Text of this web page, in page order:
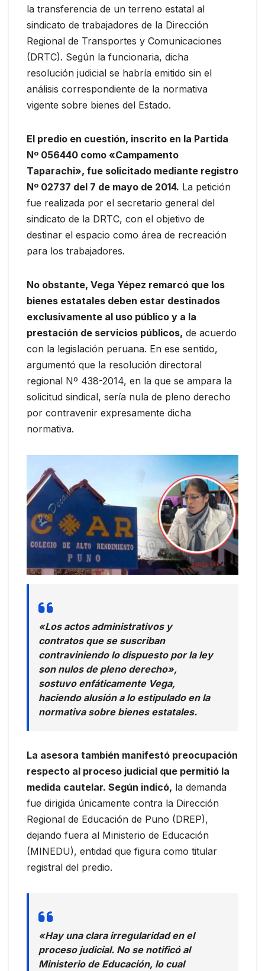
la transferencia de un terreno estatal al
sindicato de trabajadores de la Dirección
Regional de Transportes y Comunicaciones
(DRTC). Según la funcionaria, dicha
resolución judicial se habría emitido sin el
análisis correspondiente de la normativa
vigente sobre bienes del Estado.
El predio en cuestión, inscrito en la Partida
Nº 056440 como «Campamento
Taparachi», fue solicitado mediante registro
Nº 02737 del 7 de mayo de 2014. La petición
fue realizada por el secretario general del
sindicato de la DRTC, con el objetivo de
destinar el espacio como área de recreación
para los trabajadores.
No obstante, Vega Yépez remarcó que los
bienes estatales deben estar destinados
exclusivamente al uso público y a la
prestación de servicios públicos, de acuerdo
con la legislación peruana. En ese sentido,
argumentó que la resolución directoral
regional Nº 438-2014, en la que se ampara la
solicitud sindical, sería nula de pleno derecho
por contravenir expresamente dicha
normativa.
«Los actos administrativos y
contratos que se suscriban
contraviniendo lo dispuesto por la ley
son nulos de pleno derecho»,
sostuvo enfáticamente Vega,
haciendo alusión a lo estipulado en la
normativa sobre bienes estatales.
La asesora también manifestó preocupación
respecto al proceso judicial que permitió la
medida cautelar. Según indicó, la demanda
fue dirigida únicamente contra la Dirección
Regional de Educación de Puno (DREP),
dejando fuera al Ministerio de Educación
(MINEDU), entidad que figura como titular
registral del predio.
«Hay una clara irregularidad en el
proceso judicial. No se notificó al
Ministerio de Educación, lo cual